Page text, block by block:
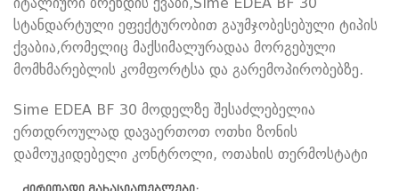
სტანდარტული ეფექტურობით გაუმჯობესებული ტიპის
ქვაბია,რომელიც მაქსიმალურადაა მორგებული
მომხმარებლის კომფორტსა და გარემოპირობებზე.
Sime EDEA BF 30 მოდელზე შესაძლებელია
ერთდროულად დავაერთოთ ოთხი ზონის
დამოუკიდებელი კონტროლი, ოთახის თერმოსტატი